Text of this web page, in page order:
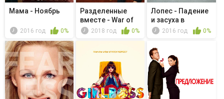
Мама - Ноябрь
2016 год 0%
Разделенные
вместе - War of
the Wagners
2018 год 0%
Лопес - Падение
и засуха в
Беверли-Хиллз
2016 год 0%